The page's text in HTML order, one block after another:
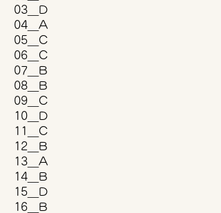
03＿D
04＿A
05＿C
06＿C
07＿B
08＿B
09＿C
10＿D
11＿C
12＿B
13＿A
14＿B
15＿D
16＿B